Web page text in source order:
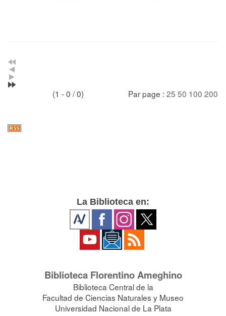
(1 - 0 / 0) Par page : 25 50 100 200
La Biblioteca en:
Biblioteca Florentino Ameghino
Biblioteca Central de la
Facultad de Ciencias Naturales y Museo
Universidad Nacional de La Plata